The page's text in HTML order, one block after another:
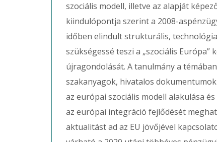
szociális modell, illetve az alapját
kiindulópontja szerint a 2008-
időben elindult strukturális,
szükségessé teszi a „szociális
újragondolását. A tanulmány a
szakanyagok, hivatalos
az európai szociális modell alakulása
az európai integráció fejlődését
aktualitást ad az EU jövőjével